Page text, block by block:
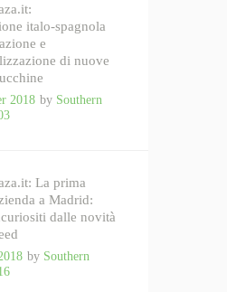
italo-spagnola
e
di nuove
2018 by Southern
La prima
a Madrid:
dalle novità
by Southern